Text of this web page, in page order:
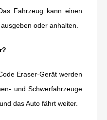
Fahrzeug kann einen
oder anhalten.
Eraser-Gerät werden
und Schwerfahrzeuge
das Auto fährt weiter.